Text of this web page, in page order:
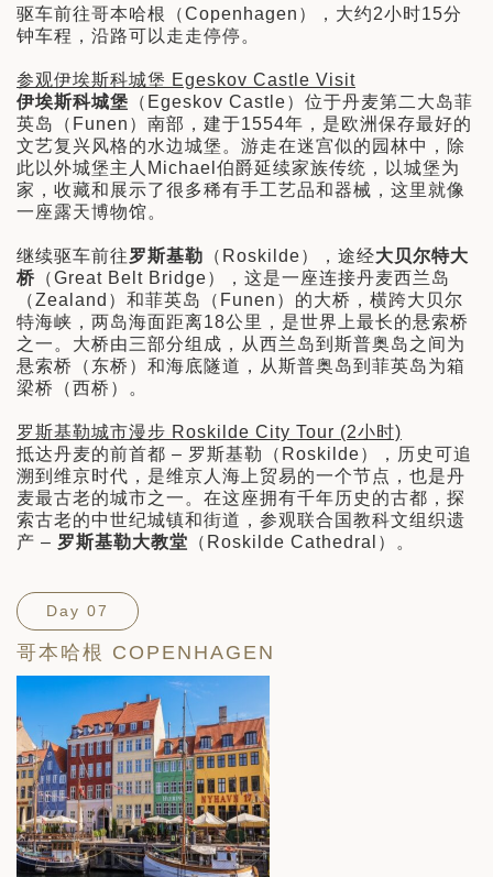
驱车前往哥本哈根（Copenhagen），大约2小时15分
钟车程，沿路可以走走停停。
参观伊埃斯科城堡 Egeskov Castle Visit
伊埃斯科城堡 （Egeskov Castle）位于丹麦第二大岛菲
英岛（Funen）南部，建于1554年，是欧洲保存最好的
文艺复兴风格的水边城堡。游走在迷宫似的园林中，除
此以外城堡主人Michael伯爵延续家族传统，以城堡为
家，收藏和展示了很多稀有手工艺品和器械，这里就像
一座露天博物馆。
继续驱车前往罗斯基勒 （Roskilde），途经大贝尔特大
桥 （Great Belt Bridge），这是一座连接丹麦西兰岛
（Zealand）和菲英岛（Funen）的大桥，横跨大贝尔
特海峡，两岛海面距离18公里，是世界上最长的悬索桥
之一。大桥由三部分组成，从西兰岛到斯普奥岛之间为
悬索桥（东桥）和海底隧道，从斯普奥岛到菲英岛为箱
梁桥（西桥）。
罗斯基勒城市漫步 Roskilde City Tour (2小时)
抵达丹麦的前首都 – 罗斯基勒（Roskilde），历史可追
溯到维京时代，是维京人海上贸易的一个节点，也是丹
麦最古老的城市之一。在这座拥有千年历史的古都，探
索古老的中世纪城镇和街道，参观联合国教科文组织遗
产 – 罗斯基勒大教堂 （Roskilde Cathedral）。
Day 07
哥本哈根 COPENHAGEN